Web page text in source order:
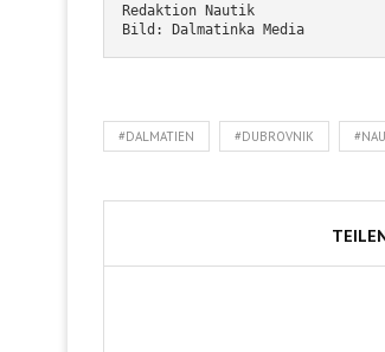
Redaktion Nautik
Bild: Dalmatinka Media
#DALMATIEN #DUBROVNIK